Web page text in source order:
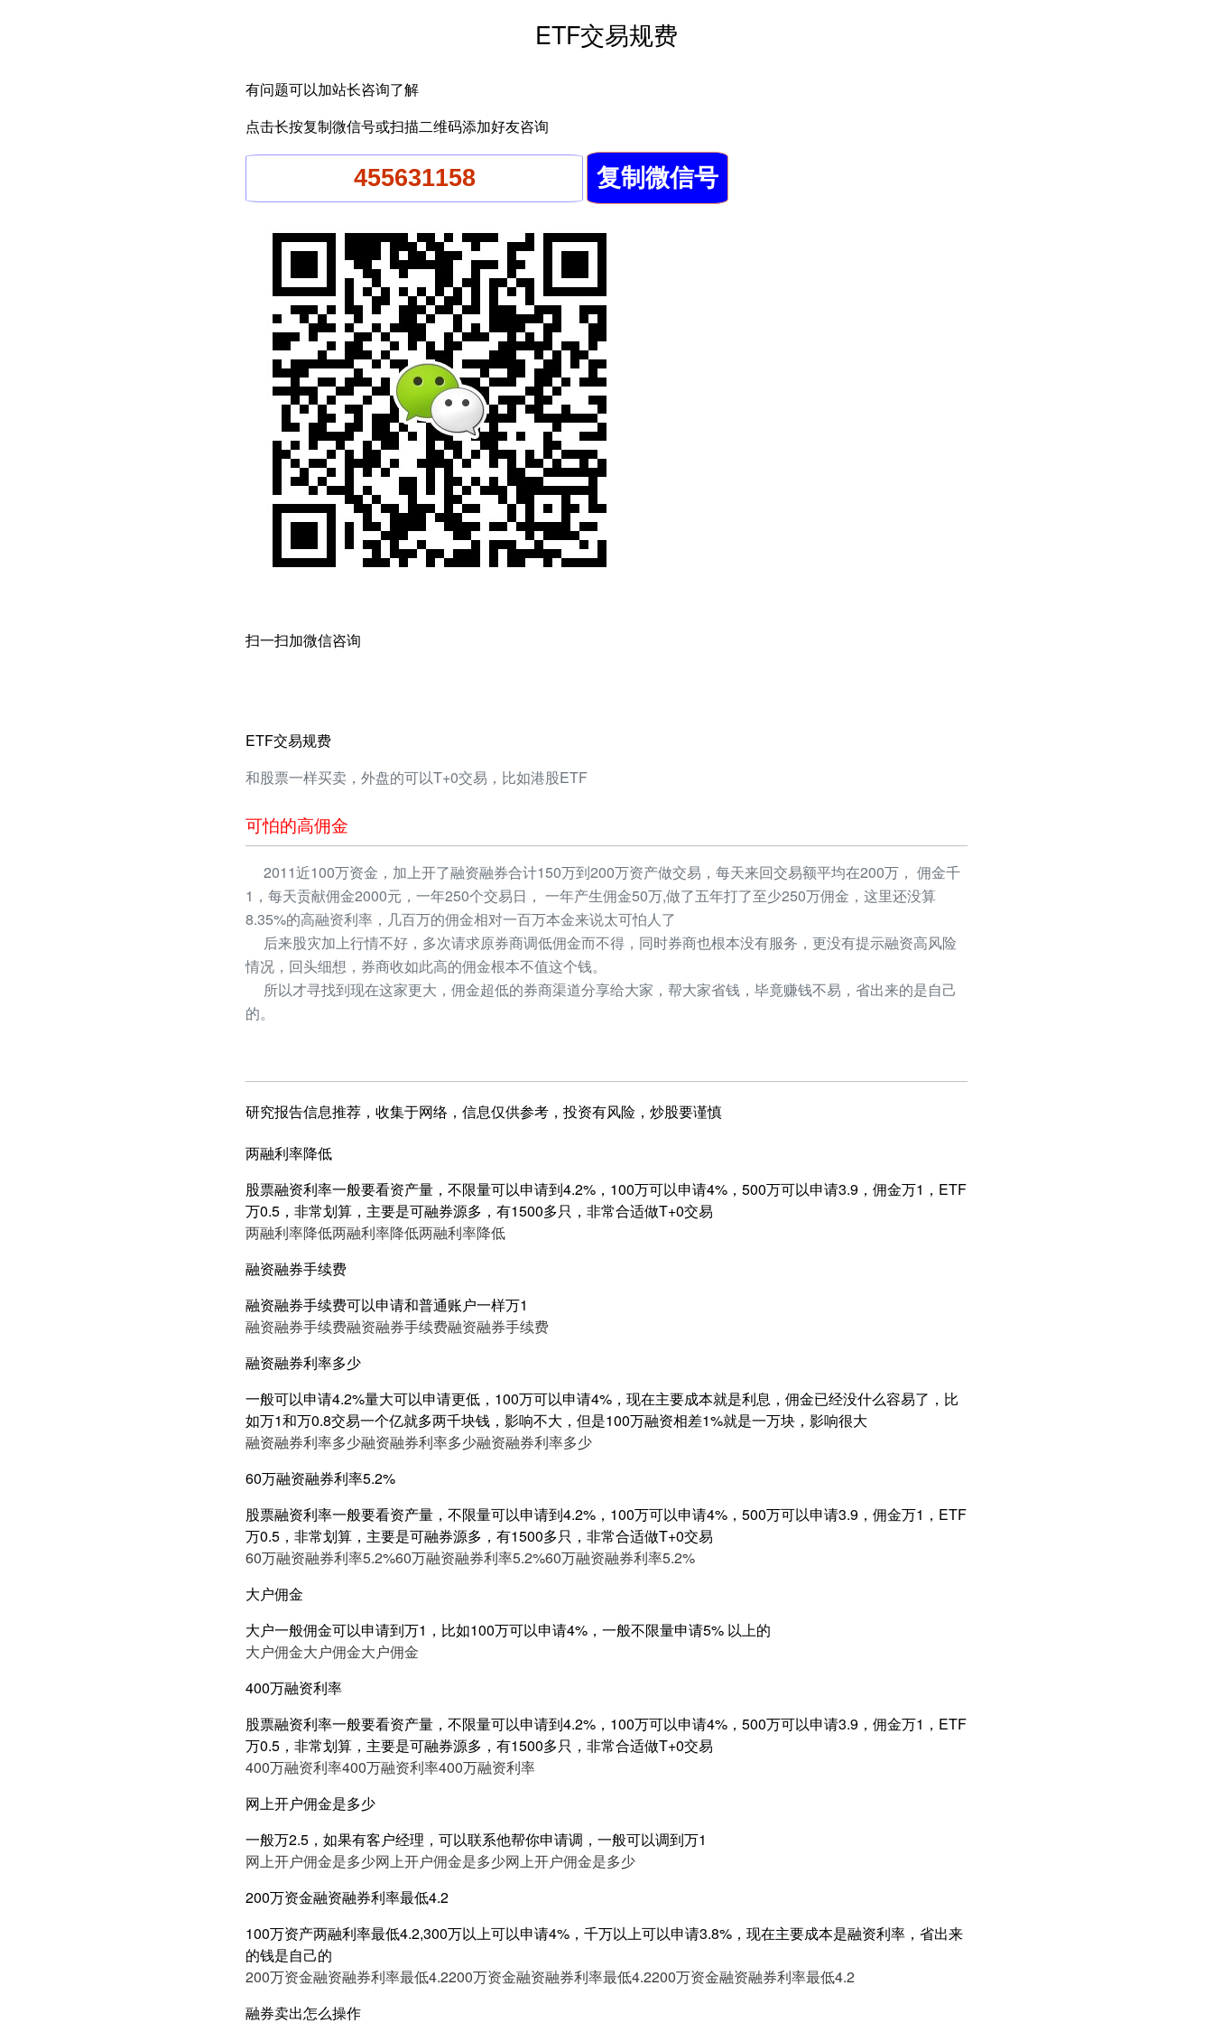
ETF交易规费
有问题可以加站长咨询了解
点击长按复制微信号或扫描二维码添加好友咨询
扫一扫加微信咨询
ETF交易规费
和股票一样买卖，外盘的可以T+0交易，比如港股ETF
可怕的高佣金
2011近100万资金，加上开了融资融券合计150万到200万资产做交易，每天来回交易额平均在200万， 佣金千
1，每天贡献佣金2000元，一年250个交易日， 一年产生佣金50万,做了五年打了至少250万佣金，这里还没算
8.35%的高融资利率，几百万的佣金相对一百万本金来说太可怕人了
后来股灾加上行情不好，多次请求原券商调低佣金而不得，同时券商也根本没有服务，更没有提示融资高风险
情况，回头细想，券商收如此高的佣金根本不值这个钱。
所以才寻找到现在这家更大，佣金超低的券商渠道分享给大家，帮大家省钱，毕竟赚钱不易，省出来的是自己
的。
研究报告信息推荐，收集于网络，信息仅供参考，投资有风险，炒股要谨慎
两融利率降低
股票融资利率一般要看资产量，不限量可以申请到4.2%，100万可以申请4%，500万可以申请3.9，佣金万1，ETF
万0.5，非常划算，主要是可融券源多，有1500多只，非常合适做T+0交易
两融利率降低两融利率降低两融利率降低
融资融券手续费
融资融券手续费可以申请和普通账户一样万1
融资融券手续费融资融券手续费融资融券手续费
融资融券利率多少
一般可以申请4.2%量大可以申请更低，100万可以申请4%，现在主要成本就是利息，佣金已经没什么容易了，比
如万1和万0.8交易一个亿就多两千块钱，影响不大，但是100万融资相差1%就是一万块，影响很大
融资融券利率多少融资融券利率多少融资融券利率多少
60万融资融券利率5.2%
股票融资利率一般要看资产量，不限量可以申请到4.2%，100万可以申请4%，500万可以申请3.9，佣金万1，ETF
万0.5，非常划算，主要是可融券源多，有1500多只，非常合适做T+0交易
60万融资融券利率5.2%60万融资融券利率5.2%60万融资融券利率5.2%
大户佣金
大户一般佣金可以申请到万1，比如100万可以申请4%，一般不限量申请5% 以上的
大户佣金大户佣金大户佣金
400万融资利率
股票融资利率一般要看资产量，不限量可以申请到4.2%，100万可以申请4%，500万可以申请3.9，佣金万1，ETF
万0.5，非常划算，主要是可融券源多，有1500多只，非常合适做T+0交易
400万融资利率400万融资利率400万融资利率
网上开户佣金是多少
一般万2.5，如果有客户经理，可以联系他帮你申请调，一般可以调到万1
网上开户佣金是多少网上开户佣金是多少网上开户佣金是多少
200万资金融资融券利率最低4.2
100万资产两融利率最低4.2,300万以上可以申请4%，千万以上可以申请3.8%，现在主要成本是融资利率，省出来
的钱是自己的
200万资金融资融券利率最低4.2200万资金融资融券利率最低4.2200万资金融资融券利率最低4.2
融券卖出怎么操作